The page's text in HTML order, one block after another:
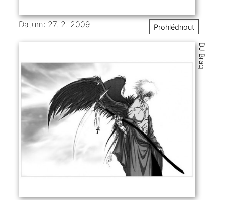
Datum: 27. 2. 2009 Prohlédnout
DJ Braq